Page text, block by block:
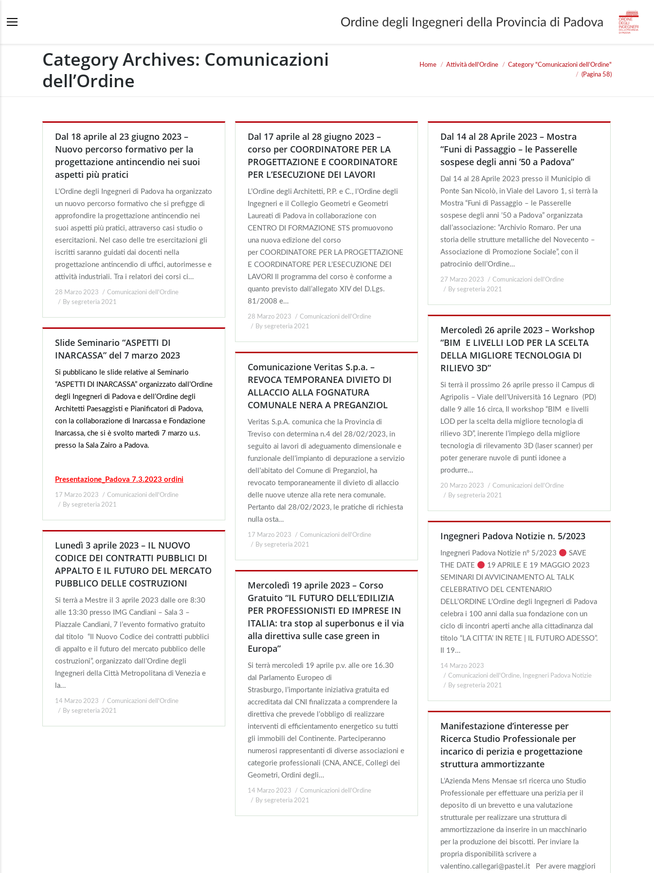
Category Archives: Comunicazioni
dell’Ordine
You are here:
Home Attività dell'Ordine
Category "Comunicazioni dell’Ordine"
(Pagina 58)
Dal 18 aprile al 23 giugno 2023 –
Nuovo percorso formativo per la
progettazione antincendio nei suoi
aspetti più pratici
L’Ordine degli Ingegneri di Padova ha organizzato
un nuovo percorso formativo che si prefigge di
approfondire la progettazione antincendio nei
suoi aspetti più pratici, attraverso casi studio o
esercitazioni. Nel caso delle tre esercitazioni gli
iscritti saranno guidati dai docenti nella
progettazione antincendio di uffici, autorimesse e
attività industriali. Tra i relatori dei corsi ci…
28 Marzo 2023
Comunicazioni dell'Ordine
By segreteria 2021
Dal 17 aprile al 28 giugno 2023 –
corso per COORDINATORE PER LA
PROGETTAZIONE E COORDINATORE
PER L’ESECUZIONE DEI LAVORI
L’Ordine degli Architetti, P.P. e C., l’Ordine degli
Ingegneri e il Collegio Geometri e Geometri
Laureati di Padova in collaborazione con
CENTRO DI FORMAZIONE STS promuovono
una nuova edizione del corso
per COORDINATORE PER LA PROGETTAZIONE
E COORDINATORE PER L’ESECUZIONE DEI
LAVORI Il programma del corso è conforme a
quanto previsto dall’allegato XIV del D.Lgs.
81/2008 e…
28 Marzo 2023
Comunicazioni dell'Ordine
By segreteria 2021
Dal 14 al 28 Aprile 2023 – Mostra
“Funi di Passaggio – le Passerelle
sospese degli anni ’50 a Padova”
Dal 14 al 28 Aprile 2023 presso il Municipio di
Ponte San Nicolò, in Viale del Lavoro 1, si terrà la
Mostra “Funi di Passaggio – le Passerelle
sospese degli anni ’50 a Padova” organizzata
dall’associazione: “Archivio Romaro. Per una
storia delle strutture metalliche del Novecento –
Associazione di Promozione Sociale”, con il
patrocinio dell’Ordine…
27 Marzo 2023
Comunicazioni dell'Ordine
By segreteria 2021
Mercoledì 26 aprile 2023 – Workshop
“BIM E LIVELLI LOD PER LA SCELTA
DELLA MIGLIORE TECNOLOGIA DI
RILIEVO 3D”
Si terrà il prossimo 26 aprile presso il Campus di
Agripolis – Viale dell’Università 16 Legnaro (PD)
dalle 9 alle 16 circa, Il workshop “BIM e livelli
LOD per la scelta della migliore tecnologia di
rilievo 3D”, inerente l’impiego della migliore
tecnologia di rilevamento 3D (laser scanner) per
poter generare nuvole di punti idonee a
produrre…
20 Marzo 2023
Comunicazioni dell'Ordine
By segreteria 2021
Slide Seminario “ASPETTI DI
INARCASSA” del 7 marzo 2023
Si pubblicano le slide relative al Seminario
“ASPETTI DI INARCASSA” organizzato dall’Ordine
degli Ingegneri di Padova e dell’Ordine degli
Architetti Paesaggisti e Pianificatori di Padova,
con la collaborazione di Inarcassa e Fondazione
Inarcassa, che si è svolto martedì 7 marzo u.s.
presso la Sala Zairo a Padova.
Presentazione_Padova 7.3.2023 ordini
17 Marzo 2023
Comunicazioni dell'Ordine
By segreteria 2021
Comunicazione Veritas S.p.a. –
REVOCA TEMPORANEA DIVIETO DI
ALLACCIO ALLA FOGNATURA
COMUNALE NERA A PREGANZIOL
Veritas S.p.A. comunica che la Provincia di
Treviso con determina n.4 del 28/02/2023, in
seguito ai lavori di adeguamento dimensionale e
funzionale dell’impianto di depurazione a servizio
dell’abitato del Comune di Preganziol, ha
revocato temporaneamente il divieto di allaccio
delle nuove utenze alla rete nera comunale.
Pertanto dal 28/02/2023, le pratiche di richiesta
nulla osta…
17 Marzo 2023
Comunicazioni dell'Ordine
By segreteria 2021
Ingegneri Padova Notizie n. 5/2023
Ingegneri Padova Notizie n° 5/2023
SAVE
THE DATE
19 APRILE E 19 MAGGIO 2023
SEMINARI DI AVVICINAMENTO AL TALK
CELEBRATIVO DEL CENTENARIO
DELL’ORDINE L’Ordine degli Ingegneri di Padova
celebra i 100 anni dalla sua fondazione con un
ciclo di incontri aperti anche alla cittadinanza dal
titolo “LA CITTA’ IN RETE | IL FUTURO ADESSO”.
Il 19…
14 Marzo 2023
Comunicazioni dell'Ordine,
Ingegneri Padova Notizie
By segreteria 2021
Lunedì 3 aprile 2023 – IL NUOVO
CODICE DEI CONTRATTI PUBBLICI DI
APPALTO E IL FUTURO DEL MERCATO
PUBBLICO DELLE COSTRUZIONI
Si terrà a Mestre il 3 aprile 2023 dalle ore 8:30
alle 13:30 presso IMG Candiani – Sala 3 –
Piazzale Candiani, 7 l’evento formativo gratuito
dal titolo “Il Nuovo Codice dei contratti pubblici
di appalto e il futuro del mercato pubblico delle
costruzioni”, organizzato dall’Ordine degli
Ingegneri della Città Metropolitana di Venezia e
la…
14 Marzo 2023
Comunicazioni dell'Ordine
By segreteria 2021
Mercoledì 19 aprile 2023 – Corso
Gratuito “IL FUTURO DELL’EDILIZIA
PER PROFESSIONISTI ED IMPRESE IN
ITALIA: tra stop al superbonus e il via
alla direttiva sulle case green in
Europa”
Si terrà mercoledì 19 aprile p.v. alle ore 16.30
dal Parlamento Europeo di
Strasburgo, l’importante iniziativa gratuita ed
accreditata dal CNI finalizzata a comprendere la
direttiva che prevede l’obbligo di realizzare
interventi di efficientamento energetico su tutti
gli immobili del Continente. Parteciperanno
numerosi rappresentanti di diverse associazioni e
categorie professionali (CNA, ANCE, Collegi dei
Geometri, Ordini degli…
14 Marzo 2023
Comunicazioni dell'Ordine
By segreteria 2021
Manifestazione d’interesse per
Ricerca Studio Professionale per
incarico di perizia e progettazione
struttura ammortizzante
L’Azienda Mens Mensae srl ricerca uno Studio
Professionale per effettuare una perizia per il
deposito di un brevetto e una valutazione
strutturale per realizzare una struttura di
ammortizzazione da inserire in un macchinario
per la produzione dei biscotti. Per inviare la
propria disponibilità scrivere a
valentino.callegari@pastel.it Per avere maggiori